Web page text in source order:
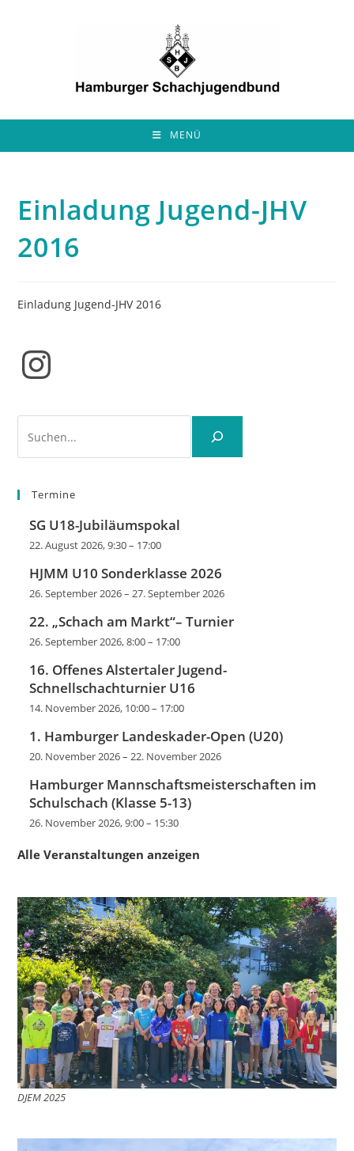
MENÜ
Einladung Jugend-JHV
2016
Einladung Jugend-JHV 2016
Instagram
Termine
SG U18-Jubiläumspokal
22. August 2026, 9:30– 17:00
HJMM U10 Sonderklasse 2026
26. September 2026–27. September 2026
22. „Schach am Markt“– Turnier
26. September 2026, 8:00– 17:00
16. Offenes Alstertaler Jugend-
Schnellschachturnier U16
14. November 2026, 10:00– 17:00
1. Hamburger Landeskader-Open (U20)
20. November 2026–22. November 2026
Hamburger Mannschaftsmeisterschaften im
Schulschach (Klasse 5-13)
26. November 2026, 9:00– 15:30
Alle Veranstaltungen anzeigen
DJEM 2025